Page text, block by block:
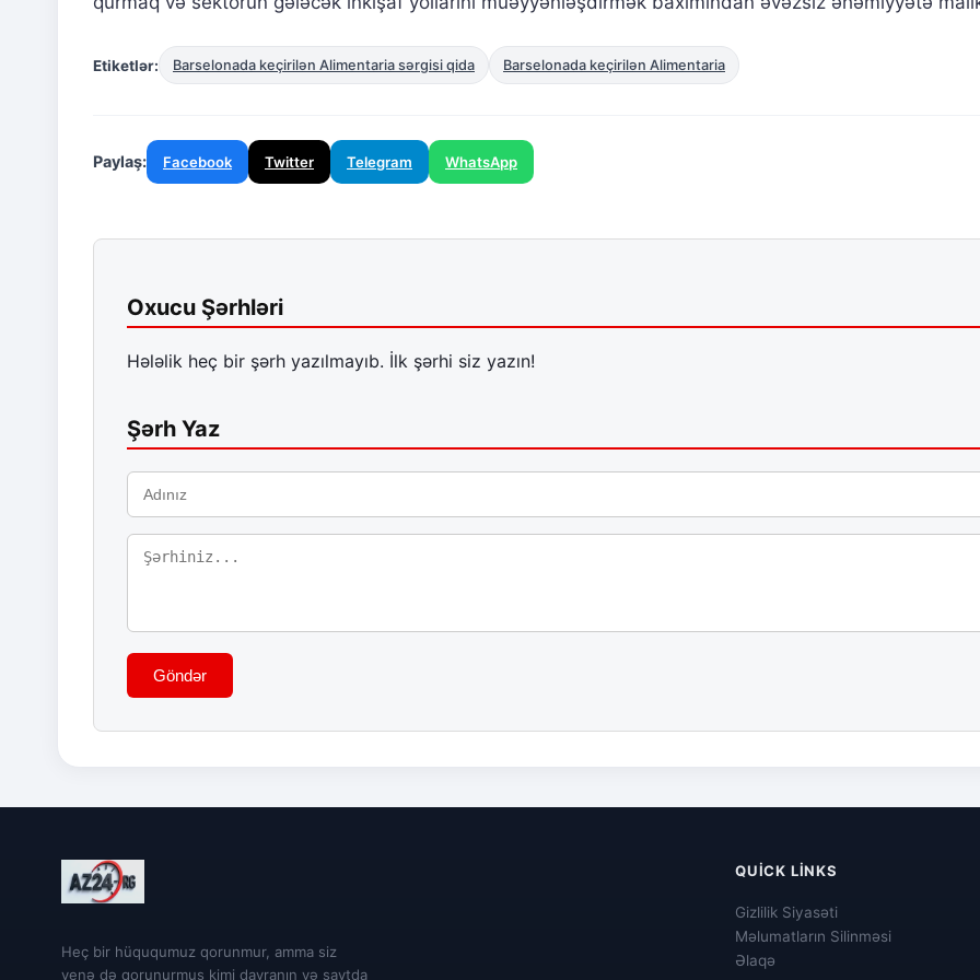
Etiketlər: Barselonada keçirilən Alimentaria sərgisi qida Barselonada keçirilən Alimentaria
Paylaş: Facebook Twitter Telegram WhatsApp
Oxucu Şərhləri
Hələlik heç bir şərh yazılmayıb. İlk şərhi siz yazın!
Şərh Yaz
Göndər
Heç bir hüququmuz qorunmur, amma siz
yenə də qorunurmuş kimi davranın və saytda
QUICK LINKS
Gizlilik Siyasəti
Məlumatların Silinməsi
Əlaqə